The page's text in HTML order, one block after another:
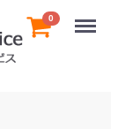
0 Menu